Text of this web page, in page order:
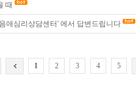
때
애심리상담센터' 에서 답변드립니다
1 2 3 4 5